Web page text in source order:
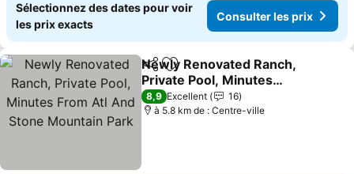
Sélectionnez des dates pour voir
les prix exacts
Consulter les prix
PartagerAjouter à mes favoris
Newly Renovated Ranch,
Private Pool, Minutes
From Atl And Stone
Mountain Park
Consulter les prix
8,9 Excellent
16
à 5.8 km de : Centre-ville